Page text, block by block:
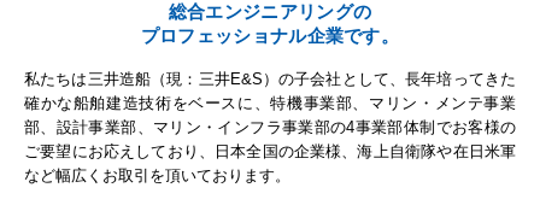
総合エンジニアリングの
プロフェッショナル企業です。
私たちは三井造船（現：三井E&S）の子会社として、長年培ってきた
確かな船舶建造技術をベースに、特機事業部、マリン・メンテ事業
部、設計事業部、マリン・インフラ事業部の4事業部体制でお客様の
ご要望にお応えしており、
日本全国の企業様、海上自衛隊や在日米軍
など幅広くお取引を頂いております。